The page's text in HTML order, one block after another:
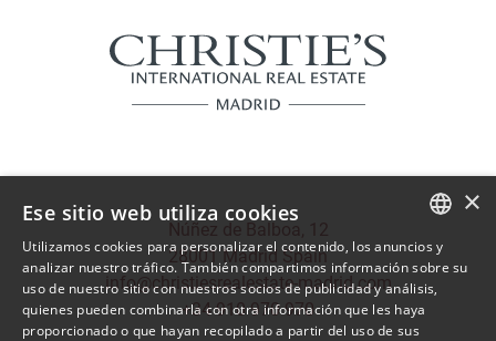
Núñez de Balboa, 12
28001 Madrid Spain
info@christiesrealestate-madrid.com
+34 910 970 970
SPANISH
ENGLISH
×
Ese sitio web utiliza cookies
Utilizamos cookies para personalizar el contenido, los anuncios y
analizar nuestro tráfico. También compartimos información sobre su
uso de nuestro sitio con nuestros socios de publicidad y análisis,
quienes pueden combinarla con otra información que les haya
proporcionado o que hayan recopilado a partir del uso de sus